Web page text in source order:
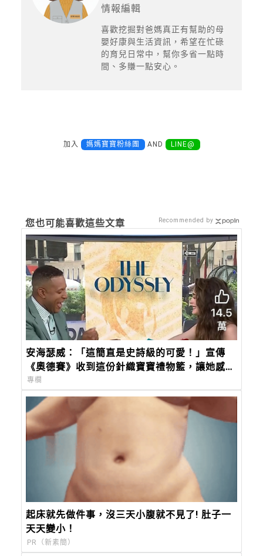
情報編輯
喜歡挖掘對爸媽真正有幫助的母
嬰好康與生活資訊，希望在忙碌
的育兒日常中，幫你多省一點時
間、多賺一點安心。
加入 媽媽寶寶粉絲團 AND LINE@
您也可能喜歡這些文章
安海瑟威：「這簡直是史詩級的可愛！」宣傳
《奧德賽》收到這份針織寶寶禮物籃，讓她感動
到哭
專欄
起床就先做件事，沒三天小腹就不見了! 肚子一
天天變小！
PR（新素簡）
Recommended by